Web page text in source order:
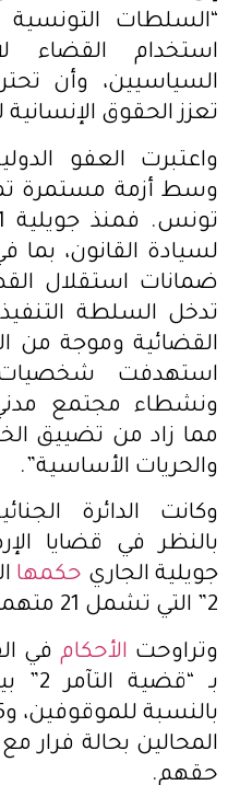
“السلطات
استخدام القضاء
السياسيين، وأن
تعزز الحقوق الإنسانية
واعتبرت العفو
وسط أزمة مستمرة
لسيادة القانون،
ضمانات استقلال
تدخل السلطة
القضائية وموجة من
استهدفت
ونشطاء مجتمع
مما زاد من تضييق
والحريات الأساسية”.
وكانت الدائرة
جويلية الجاري حكمها
2” التي تشمل 21 متهما.
وتراوحت الأحكام في
المحالين بحالة فرار
حقهم.